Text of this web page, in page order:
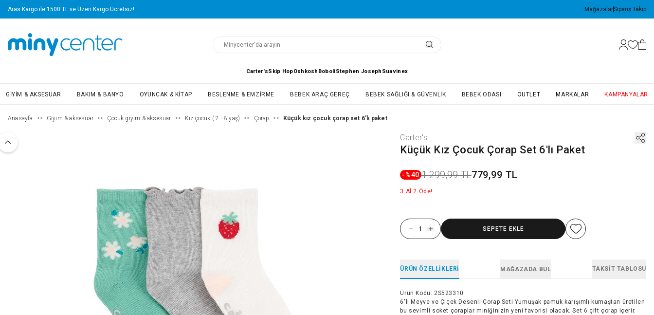
Aras Kargo ile 1500 TL ve Üzeri Kargo Ücretsiz! MağazalarSipariş Takip
Carter'sSkip HopOshkosh BoboliStephen Joseph Suavinex
GIYIM & AKSESUAR BAKIM & BANYO OYUNCAK & KITAP BESLENME & EMZIRME BEBEK ARAÇ GEREÇ BEBEK SAĞLIĞI & GÜVENLIK BEBEK ODASI OUTLET MARKALAR KAMPANYALAR
Anasayfa >> Giyim & aksesuar >> Çocuk giyim & aksesuar >> Kız çocuk ( 2 - 8 yaş) >> Çorap >> Küçük kız çocuk çorap set 6'lı paket
Carter's
Küçük Kız Çocuk Çorap Set 6'lı Paket
-%40 1.299,99 TL779,99 TL
3 Al 2 Öde!
SEPETE EKLE
ÜRÜN ÖZELLIKLERI MAĞAZADA BUL TAKSIT TABLOSU
Ürün Kodu : 2S523310
6'lı Meyve ve Çiçek Desenli Çorap Seti Yumuşak pamuk karışımlı kumaştan üretilen
bu sevimli soket çoraplar miniğinizin yeni favorisi olacak. Set 6 çift çorap içerir.